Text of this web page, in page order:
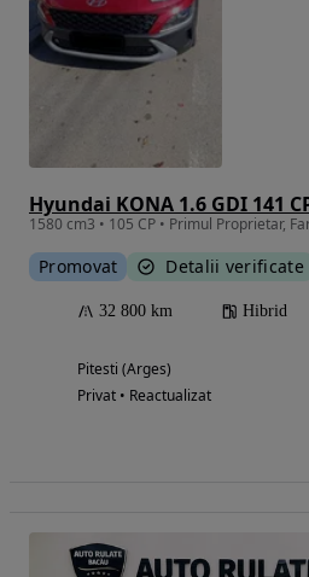
1580 cm3 • 105 CP • Primul Proprietar,
Promovat Detalii verificate
32 800 km Hibrid
Pitesti (Arges)
Privat • Reactualizat